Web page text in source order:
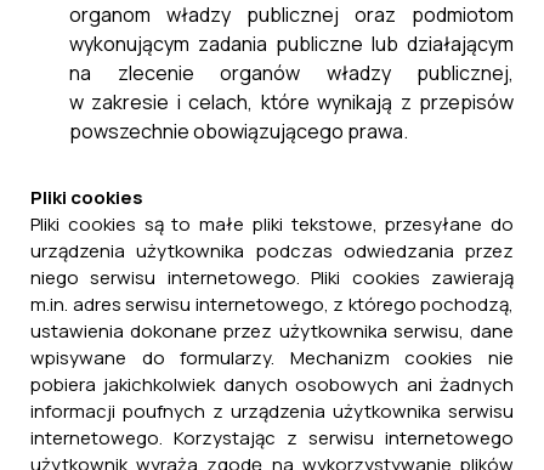
organom władzy publicznej oraz podmiotom
wykonującym zadania publiczne lub działającym
na zlecenie organów władzy publicznej,
w zakresie i celach, które wynikają z przepisów
powszechnie obowiązującego prawa.
Pliki cookies
Pliki cookies są to małe pliki tekstowe, przesyłane do
urządzenia użytkownika podczas odwiedzania przez
niego serwisu internetowego. Pliki cookies zawierają
m.in. adres serwisu internetowego, z którego pochodzą,
ustawienia dokonane przez użytkownika serwisu, dane
wpisywane do formularzy. Mechanizm cookies nie
pobiera jakichkolwiek danych osobowych ani żadnych
informacji poufnych z urządzenia użytkownika serwisu
internetowego. Korzystając z serwisu internetowego
użytkownik wyraża zgodę na wykorzystywanie plików